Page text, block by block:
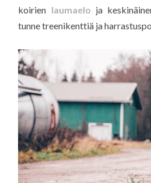
koirien laumaelo ja
tunne treenikenttiä ja